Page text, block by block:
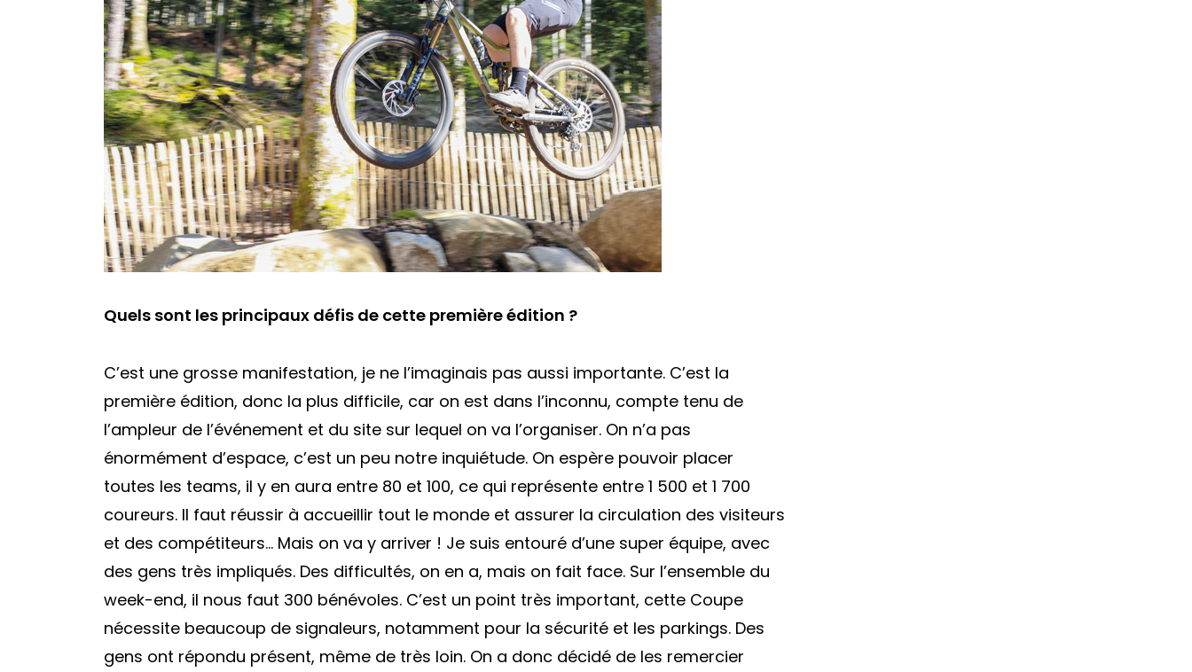
Quels sont les principaux défis de cette première édition ?
C’est une grosse manifestation, je ne l’imaginais pas aussi importante. C’est la
première édition, donc la plus difficile, car on est dans l’inconnu, compte tenu de
l’ampleur de l’événement et du site sur lequel on va l’organiser. On n’a pas
énormément d’espace, c’est un peu notre inquiétude. On espère pouvoir placer
toutes les teams, il y en aura entre 80 et 100, ce qui représente entre 1 500 et 1 700
coureurs. Il faut réussir à accueillir tout le monde et assurer la circulation des visiteurs
et des compétiteurs… Mais on va y arriver ! Je suis entouré d’une super équipe, avec
des gens très impliqués. Des difficultés, on en a, mais on fait face. Sur l’ensemble du
week-end, il nous faut 300 bénévoles. C’est un point très important, cette Coupe
nécessite beaucoup de signaleurs, notamment pour la sécurité et les parkings. Des
gens ont répondu présent, même de très loin. On a donc décidé de les remercier